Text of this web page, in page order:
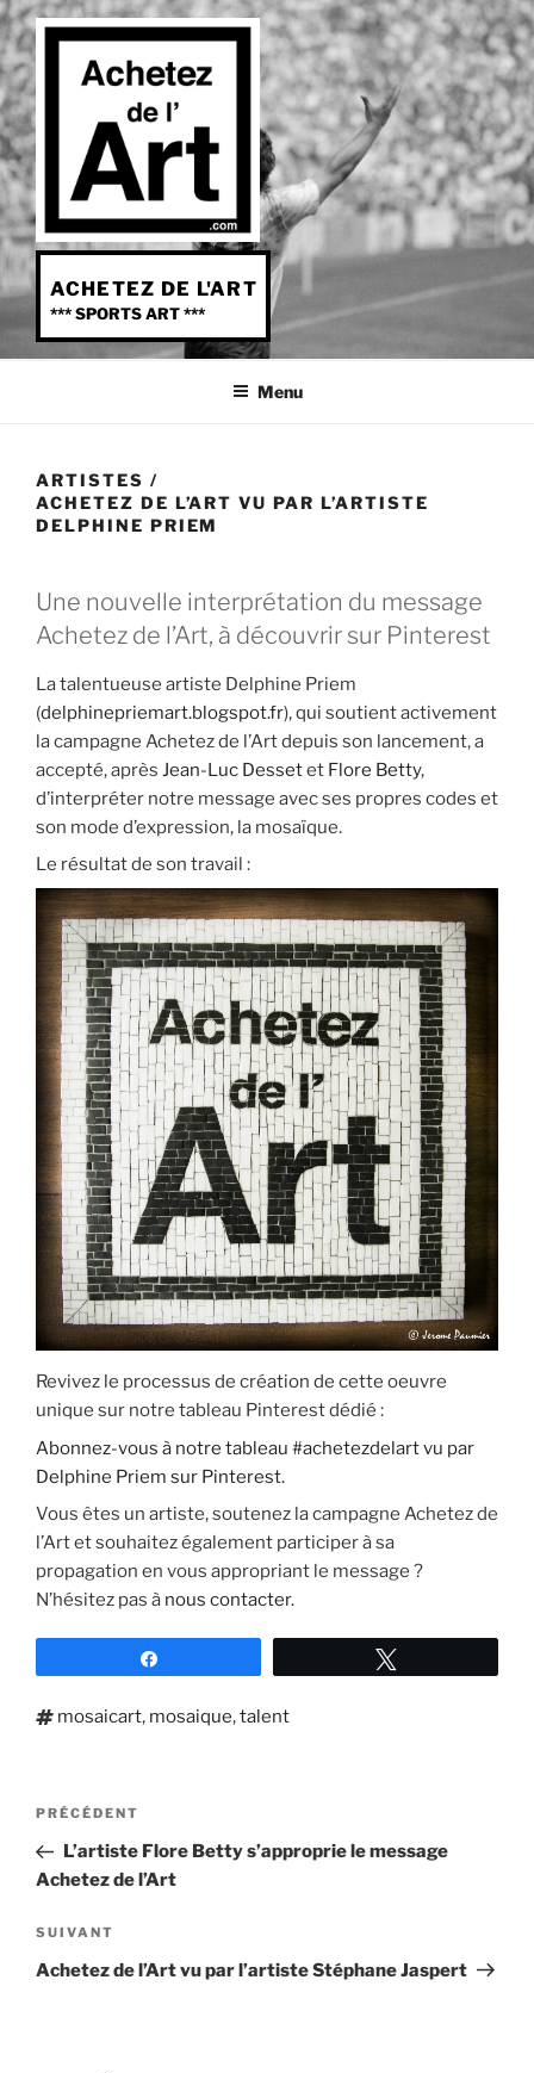
Aller
au
contenu
principal
ACHETEZ DE L'ART
*** SPORTS ART ***
Menu
ARTISTES /
ACHETEZ DE L’ART VU PAR L’ARTISTE
DELPHINE PRIEM
Une nouvelle interprétation du message
Achetez de l’Art, à découvrir sur Pinterest
La talentueuse artiste Delphine Priem
(delphinepriemart.blogspot.fr), qui soutient activement
la campagne Achetez de l’Art depuis son lancement, a
accepté, après Jean-Luc Dessetet Flore Betty,
d’interpréter notre message avec ses propres codes et
son mode d’expression, la mosaïque.
Le résultat de son travail :
Revivez le processus de création de cette oeuvre
unique sur notre tableau Pinterest dédié :
Abonnez-vous à notre tableau #achetezdelart vu par
Delphine Priem sur Pinterest.
Vous êtes un artiste, soutenez la campagne Achetez de
l’Art et souhaitez également participer à sa
propagation en vous appropriant le message ?
N’hésitez pas à nous contacter.
Étiquettes
mosaicart, mosaique,talent
Navigation
l’article
Article
précédent
PRÉCÉDENT
L’artiste Flore Betty s’approprie le message
Achetez de l’Art
Article
suivant
SUIVANT
Achetez de l’Art vu par l’artiste Stéphane Jaspert